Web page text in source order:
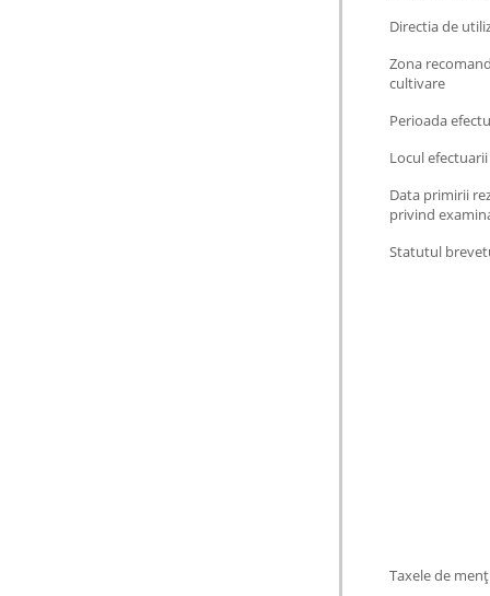
Directia de
Zona
cultivare
Perioada
Locul
Data primirii
privind
Statutul
Taxele de